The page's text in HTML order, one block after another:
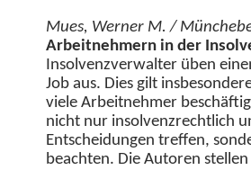
Mues, Werner M. /
Arbeitnehmern in der
Insolvenzverwalter üben
Job aus. Dies gilt
viele Arbeitnehmer
nicht nur insolvenzrechtlich
Entscheidungen treffen,
beachten. Die Autoren